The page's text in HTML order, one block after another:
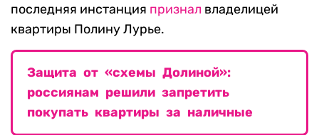
последняя инстанция признал владелицей
квартиры Полину Лурье.
Защита от «схемы Долиной»:
россиянам решили запретить
покупать квартиры за наличные